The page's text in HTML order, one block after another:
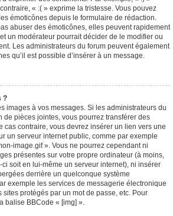
« :( » exprime la tristesse. Vous pouvez
émoticônes depuis le formulaire de rédaction.
abuser des émoticônes, elles peuvent rapidement
un modérateur pourrait décider de le modifier ou
Les administrateurs du forum peuvent également
qu’il est possible d’insérer à un message.
?
images à vos messages. Si les administrateurs du
de pièces jointes, vous pourrez transférer des
cas contraire, vous devrez insérer un lien vers une
un serveur internet public, comme par exemple
image.gif ». Vous ne pourrez cependant ni
présentes sur votre propre ordinateur (à moins,
soit en lui-même un serveur internet), ni insérer
derrière un quelconque système
exemple les services de messagerie électronique
sites protégés par un mot de passe, etc. Pour
balise BBCode « [img] ».